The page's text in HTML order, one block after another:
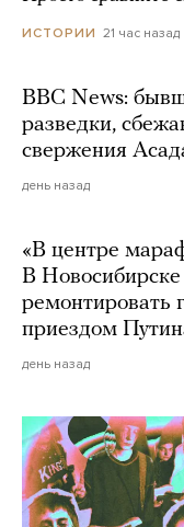
ИСТОРИИ 21 час назад
BBC News:
разведки,
свержения
день назад
«В центре
В
ремонтировать
приездом
день назад